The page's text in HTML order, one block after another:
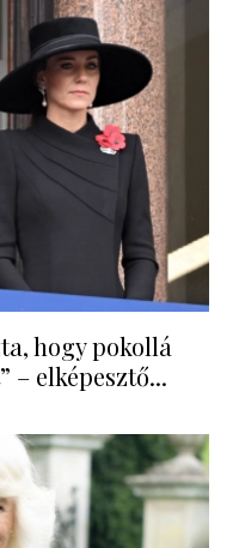
hogy pokollá
– elképesztő...